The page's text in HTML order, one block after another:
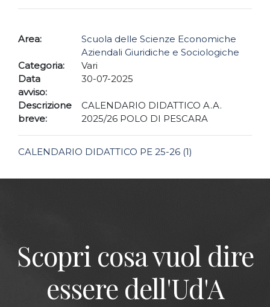
Area:
Scuola delle Scienze Economiche
Aziendali Giuridiche e Sociologiche
Categoria:
Vari
Data
avviso:
30-07-2025
Descrizione
breve:
CALENDARIO DIDATTICO A.A.
2025/26 POLO DI PESCARA
CALENDARIO DIDATTICO PE 25-26 (1)
Scopri cosa vuol dire
essere dell'Ud'A